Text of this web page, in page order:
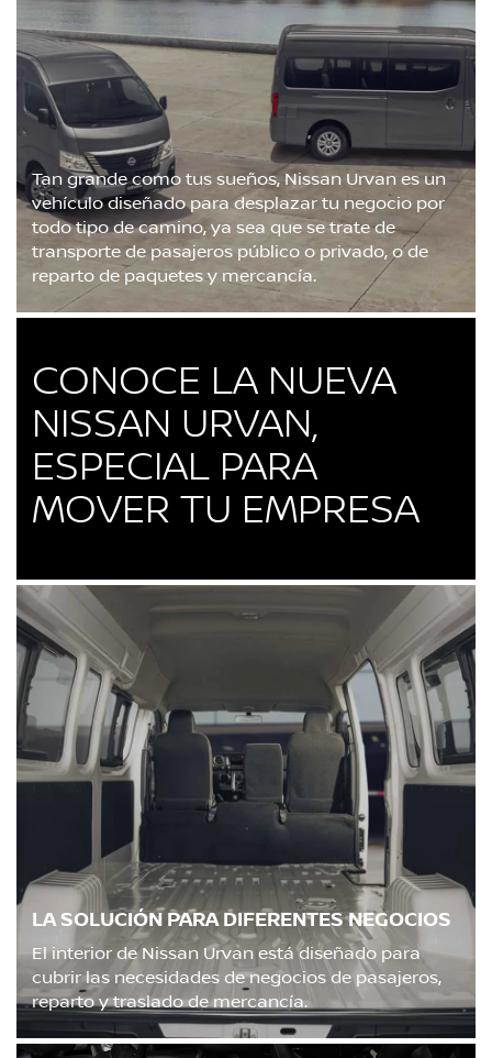
Tan grande como tus sueños, Nissan Urvan es un
vehículo diseñado para desplazar tu negocio por
todo tipo de camino, ya sea que se trate de
transporte de pasajeros público o privado, o de
reparto de paquetes y mercancía.
CONOCE LA NUEVA
NISSAN URVAN,
ESPECIAL PARA
MOVER TU EMPRESA
LA SOLUCIÓN PARA DIFERENTES NEGOCIOS
El interior de Nissan Urvan está diseñado para
cubrir las necesidades de negocios de pasajeros,
reparto y traslado de mercancía.